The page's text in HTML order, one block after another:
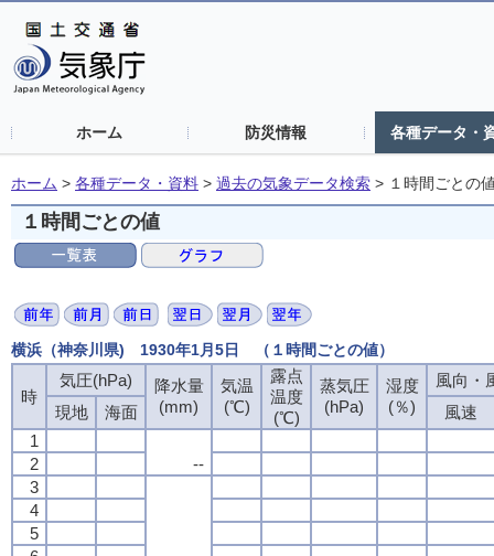
ホーム 防災情報 各種データ・
ホーム > 各種データ・資料 > 過去の気象データ検索 > １時間ごとの
１時間ごとの値
横浜（神奈川県) 1930年1月5日 （１時間ごとの値）
時
気圧(hPa)
降水量
(mm)
気温
(℃)
露点
温度
(℃)
蒸気圧
(hPa)
湿度
(％)
風向・
現地
海面
風速
1
--
2
3
4
5